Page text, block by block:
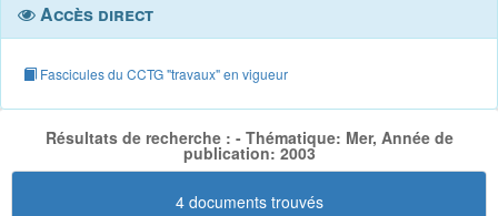
Accès direct
Fascicules du CCTG "travaux" en vigueur
Résultats de recherche : - Thématique: Mer, Année de
publication: 2003
4 documents trouvés